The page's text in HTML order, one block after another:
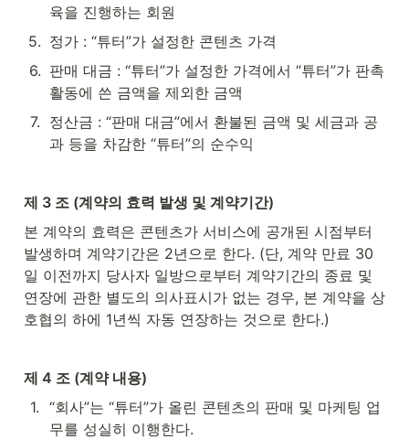
육을 진행하는 회원
5. 정가 : “튜터”가 설정한 콘텐츠 가격
6. 판매 대금 : “튜터”가 설정한 가격에서 “튜터”가 판촉
활동에 쓴 금액을 제외한 금액
7. 정산금 : “판매 대금”에서 환불된 금액 및 세금과 공
과 등을 차감한 “튜터”의 순수익
제 3 조 (계약의 효력 발생 및 계약기간)
본 계약의 효력은 콘텐츠가 서비스에 공개된 시점부터
발생하며 계약기간은 2년으로 한다. (단, 계약 만료 30
일 이전까지 당사자 일방으로부터 계약기간의 종료 및
연장에 관한 별도의 의사표시가 없는 경우, 본 계약을 상
호협의 하에 1년씩 자동 연장하는 것으로 한다.)
제 4 조 (계약 내용)
1. “회사”는 “튜터”가 올린 콘텐츠의 판매 및 마케팅 업
무를 성실히 이행한다.